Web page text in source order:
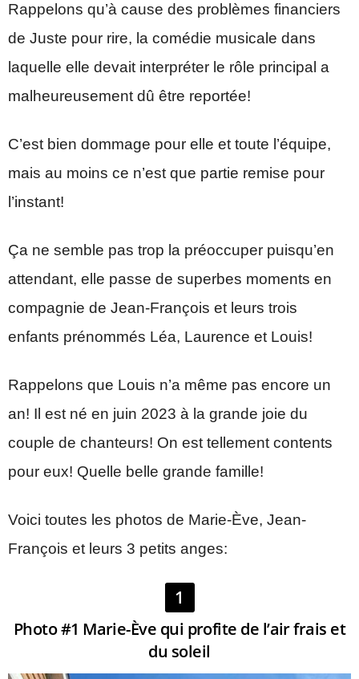
Rappelons qu’à cause des problèmes financiers
de Juste pour rire, la comédie musicale dans
laquelle elle devait interpréter le rôle principal a
malheureusement dû être reportée!
C’est bien dommage pour elle et toute l’équipe,
mais au moins ce n’est que partie remise pour
l’instant!
Ça ne semble pas trop la préoccuper puisqu’en
attendant, elle passe de superbes moments en
compagnie de Jean-François et leurs trois
enfants prénommés Léa, Laurence et Louis!
Rappelons que Louis n’a même pas encore un
an! Il est né en juin 2023 à la grande joie du
couple de chanteurs! On est tellement contents
pour eux! Quelle belle grande famille!
Voici toutes les photos de Marie-Ève, Jean-
François et leurs 3 petits anges:
1
Photo #1 Marie-Ève qui profite de l’air frais et
du soleil